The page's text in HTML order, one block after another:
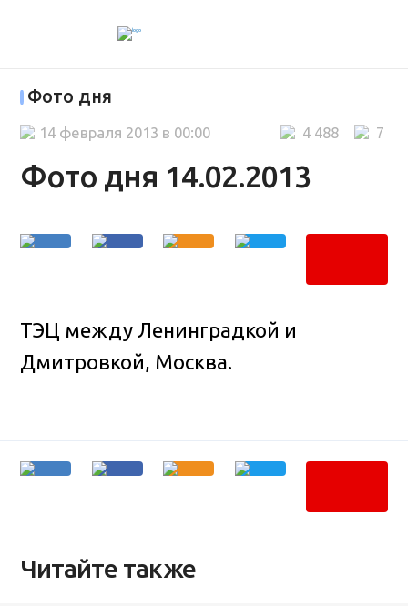
Фото дня
Фото дня 14.02.2013
7
4 488
14 февраля 2013 в 00:00
ТЭЦ между Ленинградкой и
Дмитровкой, Москва.
Читайте также